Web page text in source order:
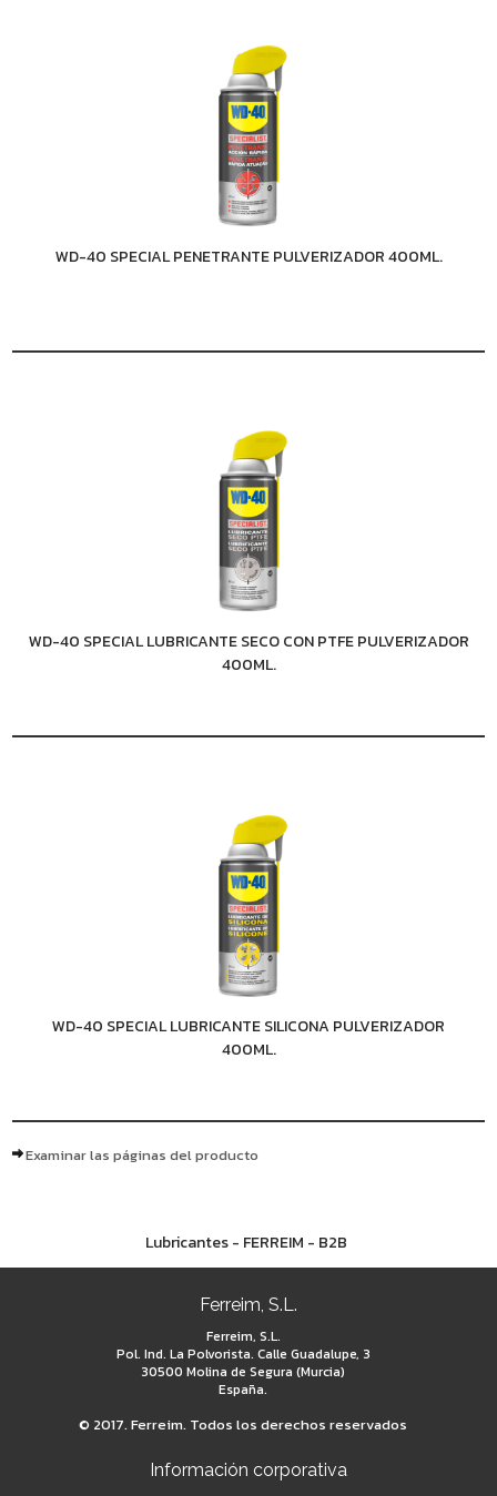
WD-40 SPECIAL PENETRANTE PULVERIZADOR 400ML.
WD-40 SPECIAL LUBRICANTE SECO CON PTFE PULVERIZADOR
400ML.
WD-40 SPECIAL LUBRICANTE SILICONA PULVERIZADOR
400ML.
Examinar las páginas del producto
Lubricantes - FERREIM - B2B
Ferreim, S.L.
Ferreim, S.L.
Pol. Ind. La Polvorista. Calle Guadalupe, 3
30500 Molina de Segura (Murcia)
España.
© 2017. Ferreim. Todos los derechos reservados
Información corporativa